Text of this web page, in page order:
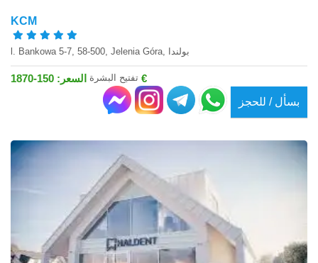
KCM
l. Bankowa 5-7, 58-500, Jelenia Góra, بولندا
تفتيح البشرة السعر: 150-1870 €
بسأل / للحجز